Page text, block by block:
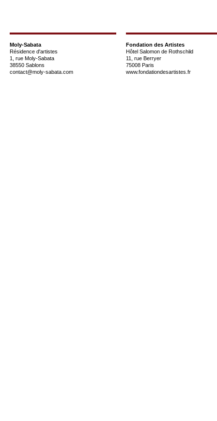
Moly-Sabata
Résidence d'artistes
1, rue Moly-Sabata
38550 Sablons
contact@moly-sabata.com
Fondation des Artistes
Hôtel Salomon de Rothschild
11, rue Berryer
75008 Paris
www.fondationdesartistes.fr